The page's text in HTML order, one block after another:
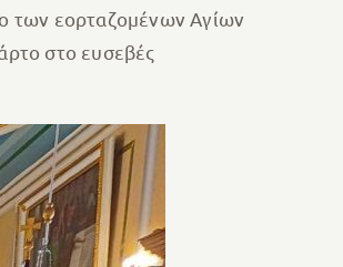
των εορταζομένων Αγίων
στο ευσεβές